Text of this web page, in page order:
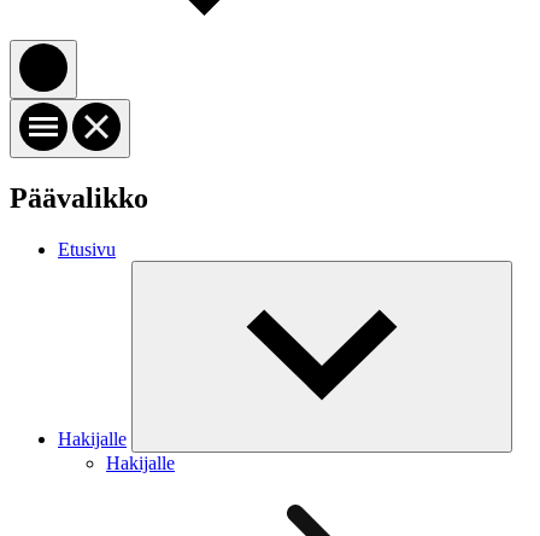
Päävalikko
Etusivu
Hakijalle
Hakijalle